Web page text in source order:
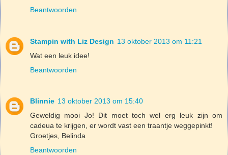
Beantwoorden
Stampin with Liz Design 13 oktober 2013 om 11:21
Wat een leuk idee!
Beantwoorden
Blinnie 13 oktober 2013 om 15:40
Geweldig mooi Jo! Dit moet toch wel erg leuk zijn om
cadeua te krijgen, er wordt vast een traantje weggepinkt!
Groetjes, Belinda
Beantwoorden